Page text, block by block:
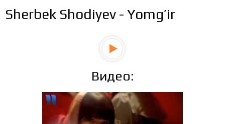
Sherbek Shodiyev - Yomg’ir
Видео: